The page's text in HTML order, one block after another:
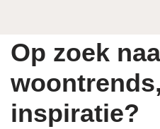
Op zoek
inspiratie?